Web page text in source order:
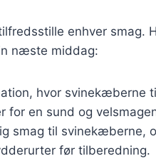
enhver smag.
næste middag:
hvor svinekæberne
for en sund og
smag til svinekæberne,
før tilberedning.